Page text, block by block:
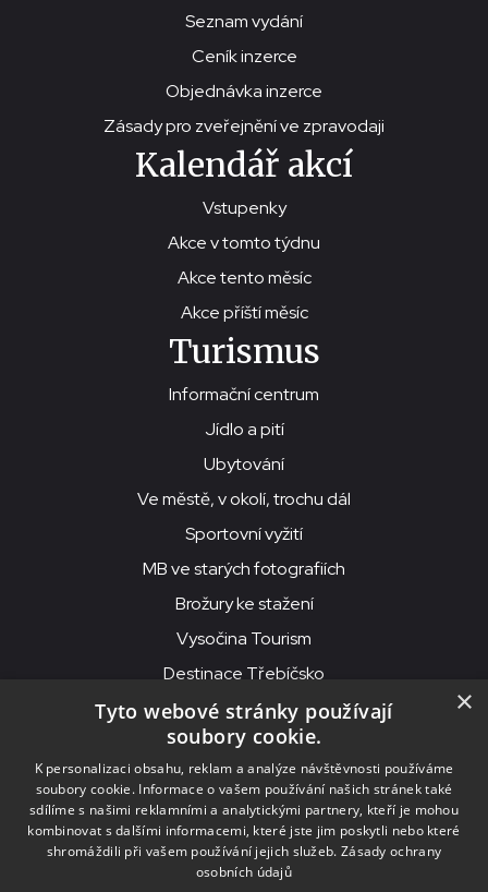
Seznam vydání
Ceník inzerce
Objednávka inzerce
Zásady pro zveřejnění ve zpravodaji
Kalendář akcí
Vstupenky
Akce v tomto týdnu
Akce tento měsíc
Akce příští měsíc
Turismus
Informační centrum
Jídlo a pití
Ubytování
Ve městě, v okolí, trochu dál
Sportovní vyžití
MB ve starých fotografiích
Brožury ke stažení
Vysočina Tourism
Destinace Třebíčsko
© 2026MKS Beseda Mor. Budějovice
MKS Beseda, příspěvková organizace, Purcnerova 62, 676 02
Moravské Budějovice
IČO: 00091758, DIČ: CZ00091758, ID datové schránky: chjn2kd
×
Tyto webové stránky používají
soubory cookie.
K personalizaci obsahu, reklam a analýze návštěvnosti používáme
soubory cookie. Informace o vašem používání našich stránek také
sdílíme s našimi reklamními a analytickými partnery, kteří je mohou
kombinovat s dalšími informacemi, které jste jim poskytli nebo které
shromáždili při vašem používání jejich služeb. Zásady ochrany
osobních údajů